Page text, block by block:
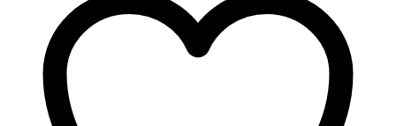
prenosný
zadarmo!